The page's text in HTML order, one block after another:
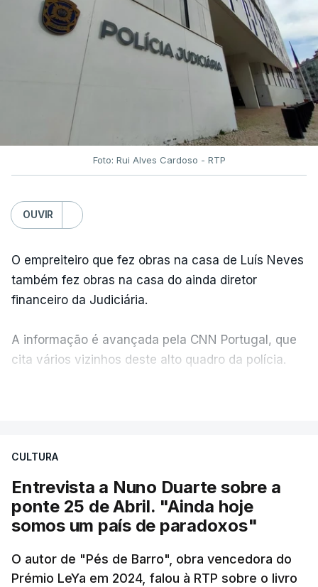
Foto: Rui Alves Cardoso - RTP
OUVIR
O empreiteiro que fez obras na casa de Luís Neves
também fez obras na casa do ainda diretor
financeiro da Judiciária.
A informação é avançada pela CNN Portugal, que
cita vários vizinhos deste alto quadro da polícia.
apreendido numa operação de droga.
CULTURA
Entrevista a Nuno Duarte sobre a
ponte 25 de Abril. "Ainda hoje
somos um país de paradoxos"
O autor de "Pés de Barro", obra vencedora do
Prémio LeYa em 2024, falou à RTP sobre o livro